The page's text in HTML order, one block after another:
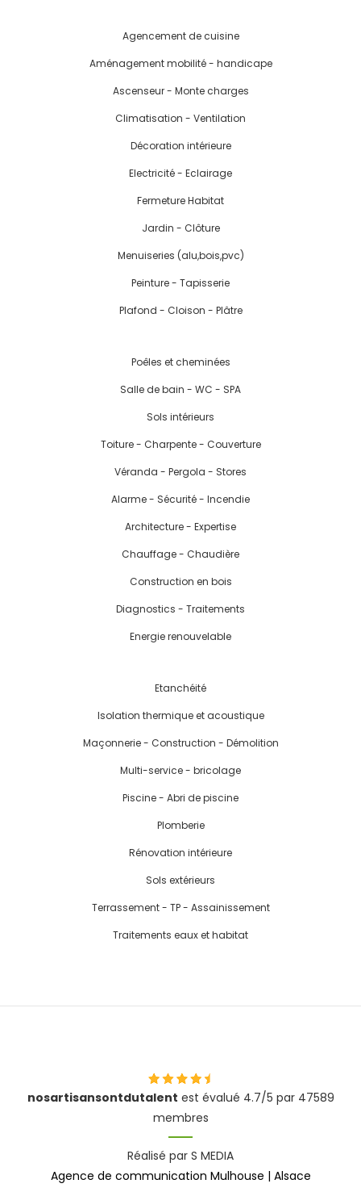
Agencement de cuisine
Aménagement mobilité - handicape
Ascenseur - Monte charges
Climatisation - Ventilation
Décoration intérieure
Electricité - Eclairage
Fermeture Habitat
Jardin - Clôture
Menuiseries (alu,bois,pvc)
Peinture - Tapisserie
Plafond - Cloison - Plâtre
Poêles et cheminées
Salle de bain - WC - SPA
Sols intérieurs
Toiture - Charpente - Couverture
Véranda - Pergola - Stores
Alarme - Sécurité - Incendie
Architecture - Expertise
Chauffage - Chaudière
Construction en bois
Diagnostics - Traitements
Energie renouvelable
Etanchéité
Isolation thermique et acoustique
Maçonnerie - Construction - Démolition
Multi-service - bricolage
Piscine - Abri de piscine
Plomberie
Rénovation intérieure
Sols extérieurs
Terrassement - TP - Assainissement
Traitements eaux et habitat
nosartisansontdutalent est évalué 4.7/5 par 47589
membres
Réalisé par S MEDIA
Agence de communication Mulhouse | Alsace